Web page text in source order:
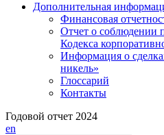
Дополнительная
Финансовая
Отчет о соблюдении
Кодекса
Информация о
никель»
Глоссарий
Контакты
Годовой отчет 2024
en